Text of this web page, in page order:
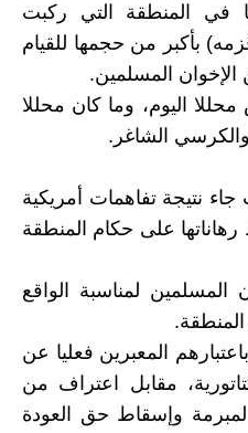
في المنطقة التي ركبت
بأكبر من حجمها للقيام
المسلمين.
اليوم، وما كان محللا
الشاغر.
نتيجة تفاهمات أمريكية
على حكام المنطقة
المسلمين لمناسبة الواقع
المعبرين فعليا عن
مقابل اعتراف من
وإسقاط حق العودة